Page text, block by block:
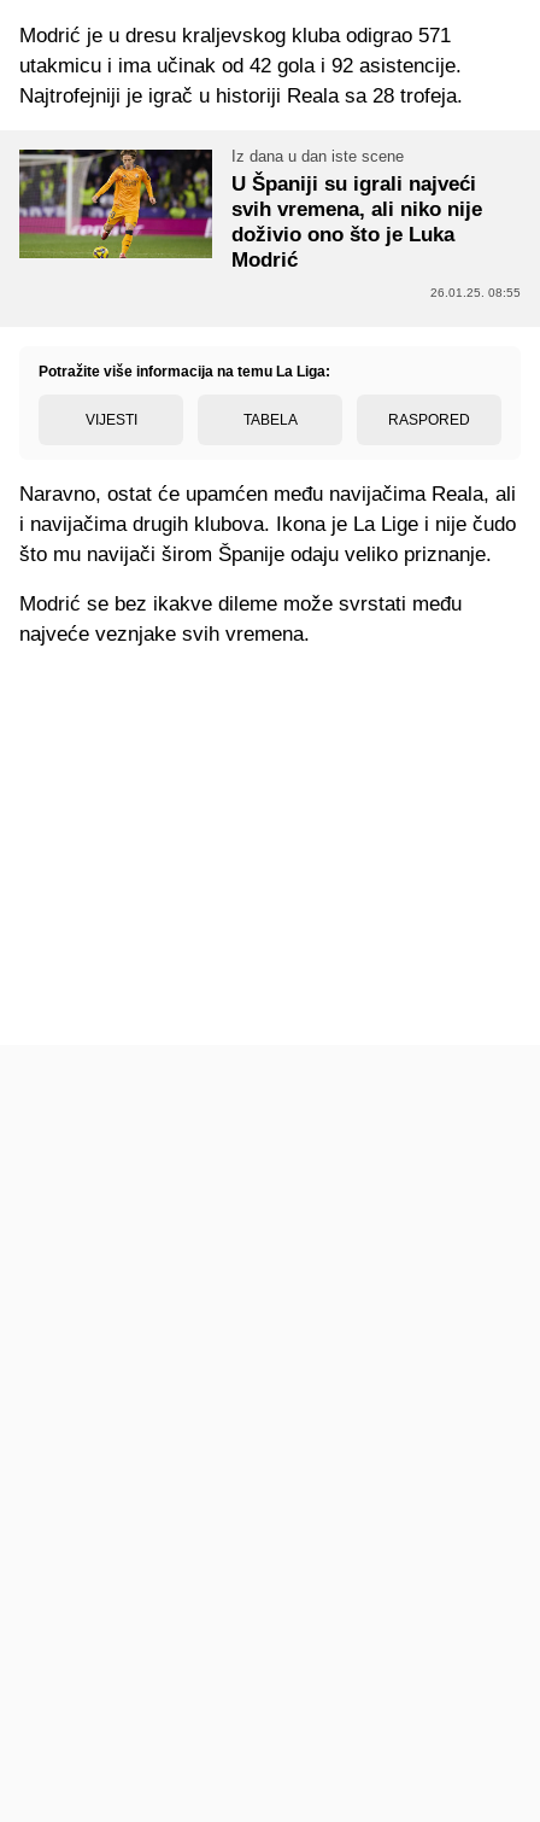
Modrić je u dresu kraljevskog kluba odigrao 571
utakmicu i ima učinak od 42 gola i 92 asistencije.
Najtrofejniji je igrač u historiji Reala sa 28 trofeja.
Iz dana u dan iste scene
U Španiji su igrali najveći
svih vremena, ali niko nije
doživio ono što je Luka
Modrić
26.01.25. 08:55
Potražite više informacija na temu La Liga:
VIJESTI TABELA RASPORED
Naravno, ostat će upamćen među navijačima Reala, ali
i navijačima drugih klubova. Ikona je La Lige i nije čudo
što mu navijači širom Španije odaju veliko priznanje.
Modrić se bez ikakve dileme može svrstati među
najveće veznjake svih vremena.